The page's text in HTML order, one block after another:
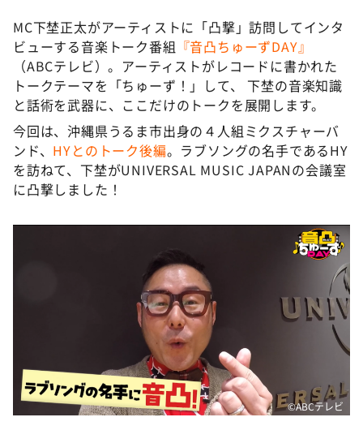
ＬＩＦＥ～夢のカタチ～
新婚さんいらっしゃい！
ポツンと一軒家
ザキ山小屋本館
ぺこぱのまるスポ
アナ回覧板
MC下埜正太がアーティストに「凸撃」訪問してインタ
ビューする音楽トーク番組 『音凸ちゅーずDAY』
（ABCテレビ）。アーティストがレコードに書かれた
トークテーマを「ちゅーず！」して、 下埜の音楽知識
と話術を武器に、ここだけのトークを展開します。
今回は、沖縄県うるま市出身の４人組ミクスチャーバ
ンド、 HYとのトーク後編。ラブソングの名手であるHY
を訪ねて、下埜がUNIVERSAL MUSIC JAPANの会議室
に凸撃しました！
©ABCテレビ